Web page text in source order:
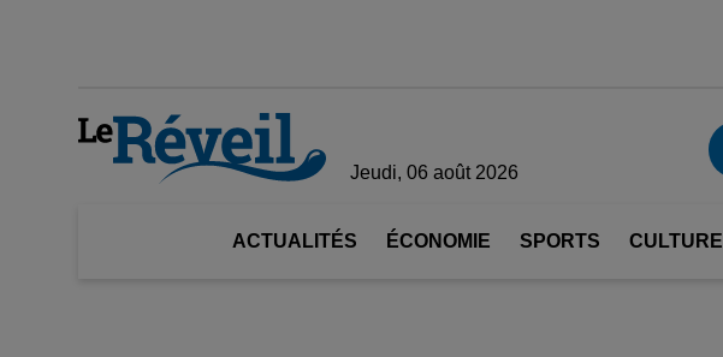
Jeudi, 06 août 2026
ACTUALITÉS ÉCONOMIE SPORTS CULTURE